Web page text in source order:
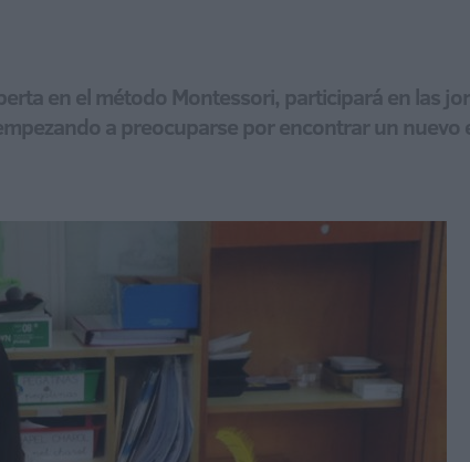
en el método Montessori, participará en las
a preocuparse por encontrar un